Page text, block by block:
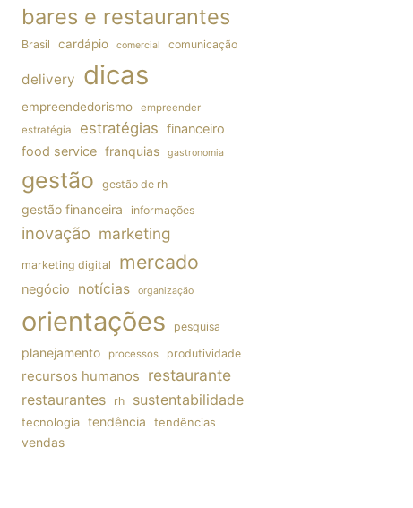
bares e restaurantes
Brasil cardápio comercial comunicação
delivery dicas
empreendedorismo
empreender
estratégia
estratégias financeiro
food service franquias gastronomia
gestão gestão de rh
gestão financeira informações
inovação marketing
marketing digital mercado
negócio notícias organização
orientações pesquisa
planejamento processos produtividade
recursos humanos restaurante
restaurantes rh sustentabilidade
tecnologia tendência tendências
vendas